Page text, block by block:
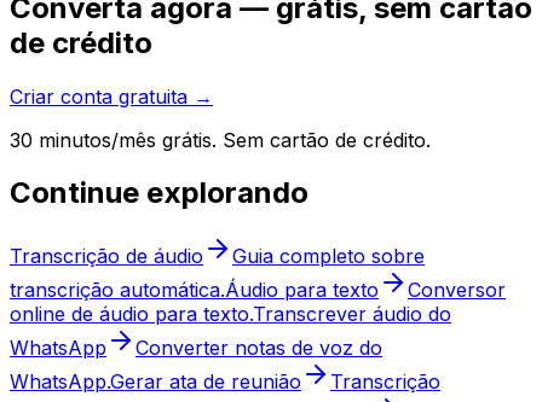
Converta agora — grátis, sem cartão
de crédito
Criar conta gratuita →
30 minutos/mês grátis. Sem cartão de crédito.
Continue explorando
Transcrição de áudio
Guia completo sobre
transcrição automática.Áudio para texto
Conversor
online de áudio para texto.Transcrever áudio do
WhatsApp
Converter notas de voz do
WhatsApp.Gerar ata de reunião
Transcrição